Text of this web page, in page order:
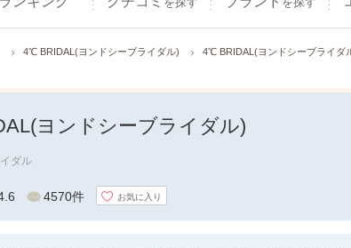
4℃ BRIDAL(ヨンドシーブライダル)
4℃ BRIDAL(ヨンドシーブライダ
ヨンドシーブライダル)
ダル
4570件 お気に入り